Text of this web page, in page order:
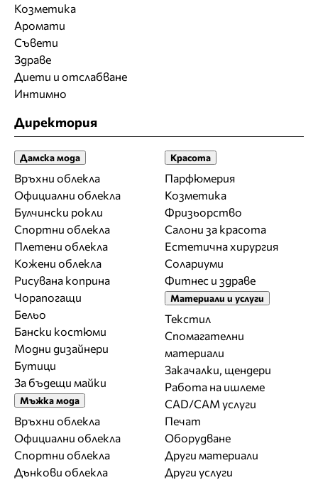
Козметика
Аромати
Съвети
Здраве
Диети и отслабване
Интимно
Директория
Дамска мода
Връхни облекла
Официални облекла
Булчински рокли
Спортни облекла
Плетени облекла
Кожени облекла
Рисувана коприна
Чорапогащи
Бельо
Бански костюми
Модни дизайнери
Бутици
За бъдещи майки
Мъжка мода
Връхни облекла
Официални облекла
Спортни облекла
Дънкови облекла
Красота
Парфюмерия
Козметика
Фризьорство
Салони за красота
Естетична хирургия
Солариуми
Фитнес и здраве
Материали и услуги
Текстил
Спомагателни
материали
Закачалки, щендери
Работа на ишлеме
CAD/CAM услуги
Печат
Оборудване
Други материали
Други услуги